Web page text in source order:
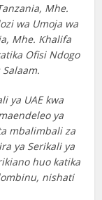
Mhe.
wa Umoja wa
Mhe. Khalifa
Ofisi Ndogo
ya UAE kwa
ya
mbalimbali za
ya Serikali ya
huo katika
nishati